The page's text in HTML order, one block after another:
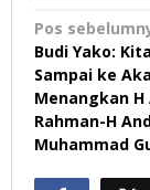
pos
Pos
Budi Yako:
Sampai ke
Menangkan H
Rahman-H
Muhammad